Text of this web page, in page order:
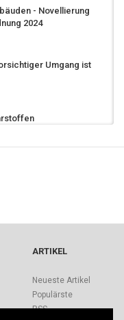
- Novellierung
2024
Umgang ist
Folge 01 -
Substitution
ARTIKEL
Neueste Artikel
Populärste
RSS